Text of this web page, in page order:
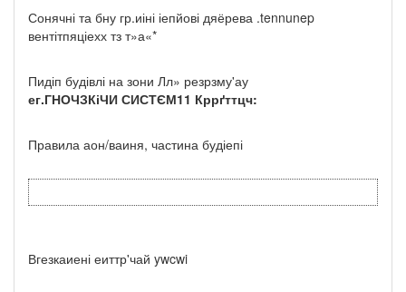
Сонячні та бну гр.иіні іепйові дяёрева .tennunep
вентітпяціехх тз т»а«*
Пидіп будівлі на зони Лл» резрзму'ау
ег.ГНОЧЗКіЧИ СИСТЄМ11 Кррґттцч:
Правила аон/ваиня, частина будіепі
Вгезкаиені еиттр'чай ywcwi